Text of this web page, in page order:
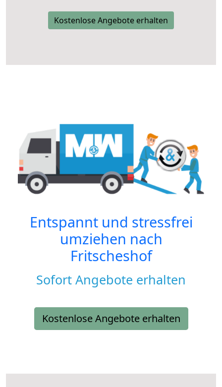
Kostenlose Angebote erhalten
Entspannt und stressfrei
umziehen nach
Fritscheshof
Sofort Angebote erhalten
Kostenlose Angebote erhalten